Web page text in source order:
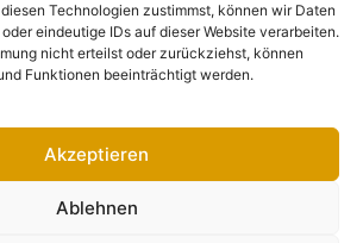
Technologien zustimmst, können wir Daten
eindeutige IDs auf dieser Website verarbeiten.
nicht erteilst oder zurückziehst, können
Funktionen beeinträchtigt werden.
Akzeptieren
Ablehnen